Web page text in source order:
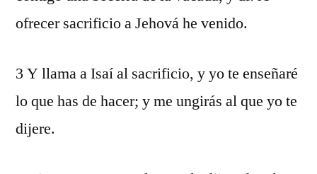
ofrecer sacrificio a Jehová he venido.
3 Y llama a Isaí al sacrificio, y yo te enseñaré
lo que has de hacer; y me ungirás al que yo te
dijere.